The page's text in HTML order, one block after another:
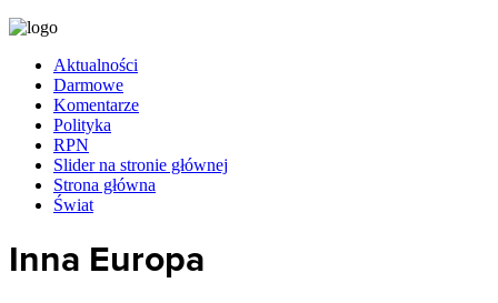
Aktualności
Darmowe
Komentarze
Polityka
RPN
Slider na stronie głównej
Strona główna
Świat
Inna Europa